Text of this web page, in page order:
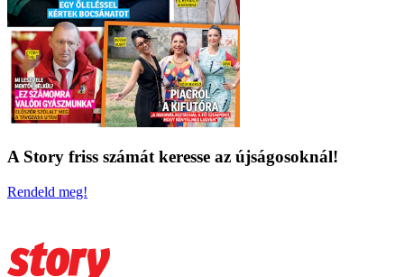
A Story friss számát keresse az újságosoknál!
Rendeld meg!